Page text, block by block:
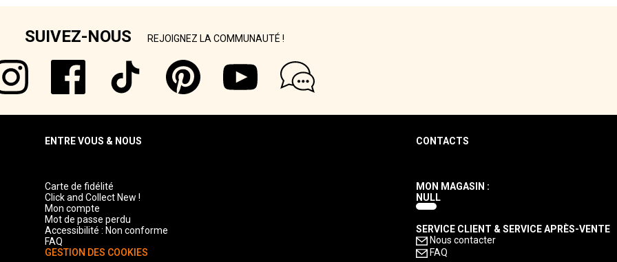
SUIVEZ-NOUS REJOIGNEZ LA COMMUNAUTÉ !
ENTRE VOUS & NOUS
Carte de fidélité
Click and Collect New !
Mon compte
Mot de passe perdu
Accessibilité : Non conforme
FAQ
GESTION DES COOKIES
CONTACTS
MON MAGASIN :
NULL
SERVICE CLIENT & SERVICE APRÈS-VENTE
Nous contacter
FAQ